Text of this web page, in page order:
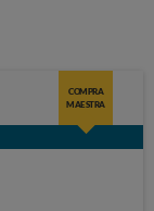
COMPRA
MAESTRA